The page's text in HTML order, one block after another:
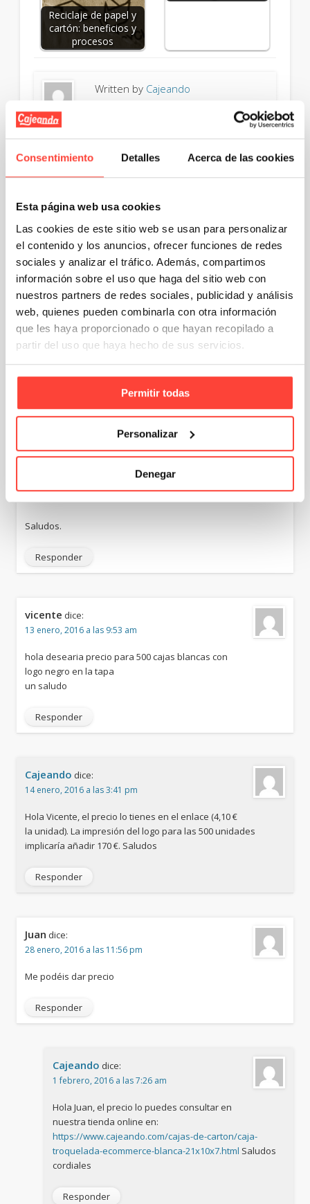
Consentimiento Detalles Acerca de las cookies
Esta página web usa cookies
Las cookies de este sitio web se usan para personalizar
el contenido y los anuncios, ofrecer funciones de redes
sociales y analizar el tráfico. Además, compartimos
información sobre el uso que haga del sitio web con
nuestros partners de redes sociales, publicidad y análisis
web, quienes pueden combinarla con otra información
que les haya proporcionado o que hayan recopilado a
partir del uso que haya hecho de sus servicios.
Permitir todas
Personalizar
Denegar
Reciclaje de papel y
cartón: beneficios y
procesos
Written by Cajeando
Tu tienda online de cajas de cartón
8 Responses to "Estuche para gafas de sol"
Sergiodice:
22 octubre, 2015 a las 1:29 pm
Hola querría saber precio y qué cantidad podría
comprar?
Responder
26 octubre, 2015 a las 8:44 am
cartón para gafas con logotipo incorporado.
Necesitaría precio para un primer pedido de 100 cajas.
Saludos.
Responder
vicente dice:
13 enero, 2016 a las 9:53 am
hola desearia precio para 500 cajas blancas con
logo negro en la tapa
un saludo
Responder
Cajeando dice:
14 enero, 2016 a las 3:41 pm
Hola Vicente, el precio lo tienes en el enlace (4,10 €
la unidad). La impresión del logo para las 500 unidades
implicaría añadir 170 €. Saludos
Responder
Juan dice:
28 enero, 2016 a las 11:56 pm
Me podéis dar precio
Responder
Cajeando dice:
1 febrero, 2016 a las 7:26 am
Hola Juan, el precio lo puedes consultar en
nuestra tienda online en:
https://www.cajeando.com/cajas-de-carton/caja-
troquelada-ecommerce-blanca-21x10x7.html Saludos
cordiales
Responder